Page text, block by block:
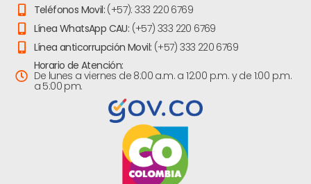
Teléfonos Movil: (+57): 333 220 6769
Línea WhatsApp CAU: (+57) 333 220 6769
Línea anticorrupción Movil: (+57) 333 220 6769
Horario de Atención:
De lunes a viernes de 8:00 a.m. a 12:00 p.m. y de 1:00 p.m.
a 5:00 pm.